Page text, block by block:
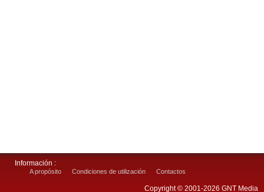
Información :
A propósito Condiciones de utilización Contactos
Copyright © 2001-2026 GNT Media